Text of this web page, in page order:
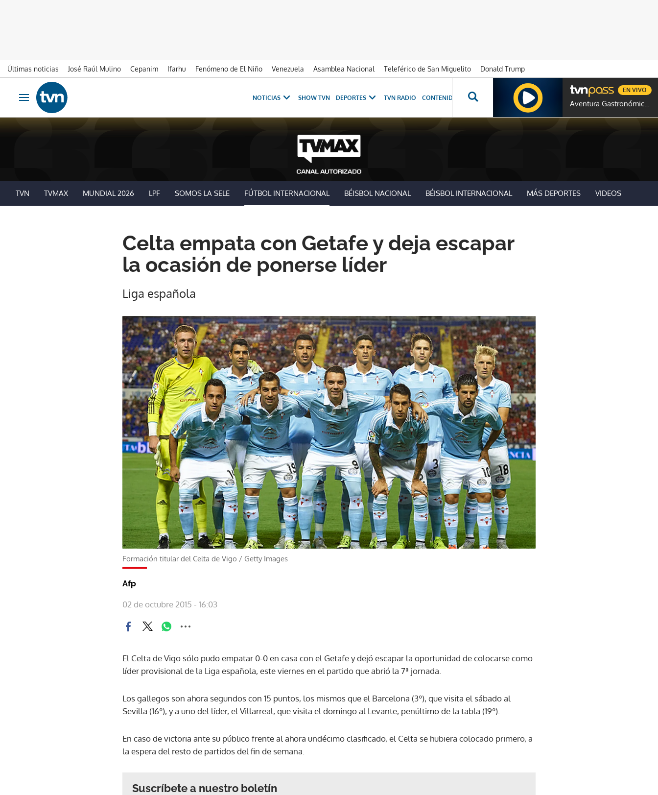
Últimas noticias José Raúl Mulino Cepanim Ifarhu Fenómeno de El Niño Venezuela Asamblea Nacional Teleférico de San Miguelito
Donald Trump
Ir al contenido
Obrir navegació
NOTICIAS SHOW TVN DEPORTES TVN RADIO CONTENIDOS ESPECIALES NOVELAS GENTE TVN
Aventura Gastronómica Colombia
EN VIVO
TVN TVMAX MUNDIAL 2026 LPF SOMOS LA SELE FÚTBOL INTERNACIONAL BÉISBOL NACIONAL BÉISBOL INTERNACIONAL MÁS DEPORTES VIDEOS
Celta empata con Getafe y deja escapar
la ocasión de ponerse líder
Liga española
Formación titular del Celta de Vigo / Getty Images
Afp
02 de octubre 2015 - 16:03
El Celta de Vigo sólo pudo empatar 0-0 en casa con el Getafe y dejó escapar la oportunidad de colocarse como
líder provisional de la Liga española, este viernes en el partido que abrió la 7ª jornada.
Los gallegos son ahora segundos con 15 puntos, los mismos que el Barcelona (3º), que visita el sábado al
Sevilla (16º), y a uno del líder, el Villarreal, que visita el domingo al Levante, penúltimo de la tabla (19º).
En caso de victoria ante su público frente al ahora undécimo clasificado, el Celta se hubiera colocado primero, a
la espera del resto de partidos del fin de semana.
Suscríbete a nuestro boletín